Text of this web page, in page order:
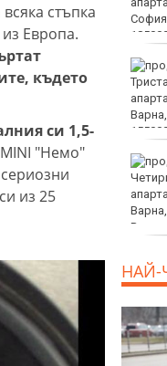
стъпка
Европа.
където
си 1,5-
"Немо"
из 25
междуселски
Варненско за
в нета:
издири и
за
НАЙ-